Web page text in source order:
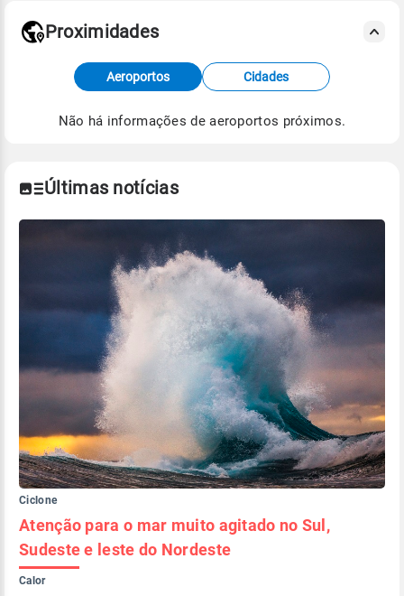
Fonte: dados combinados de estações
meteorológicas e satélite do Centro de Previsão
de Tempo e Estudos Climáticos (CPTEC).
Proximidades
Aeroportos Cidades
Não há informações de aeroportos próximos.
Últimas notícias
Ciclone
Atenção para o mar muito agitado no Sul,
Sudeste e leste do Nordeste
Calor